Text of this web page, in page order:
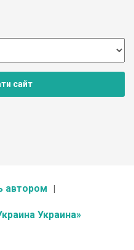
сайт
автором
Украина»